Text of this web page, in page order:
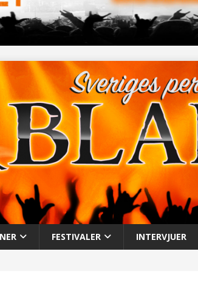
FESTIVALER INTERVJUER